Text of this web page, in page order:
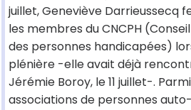
juillet, Geneviève Darrieussecq
les membres du CNCPH
des personnes handicapées)
plénière -elle avait déjà
Jérémie Boroy, le 11 juillet-.
associations de personnes